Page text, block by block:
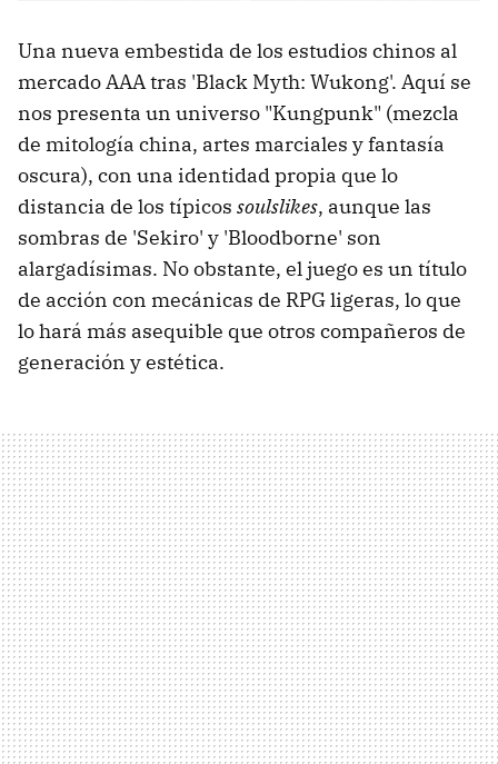
Una nueva embestida de los estudios chinos al
mercado AAA tras 'Black Myth: Wukong'. Aquí se
nos presenta un universo "Kungpunk" (mezcla
de mitología china, artes marciales y fantasía
oscura), con una identidad propia que lo
distancia de los típicos soulslikes, aunque las
sombras de 'Sekiro' y 'Bloodborne' son
alargadísimas. No obstante, el juego es un título
de acción con mecánicas de RPG ligeras, lo que
lo hará más asequible que otros compañeros de
generación y estética.